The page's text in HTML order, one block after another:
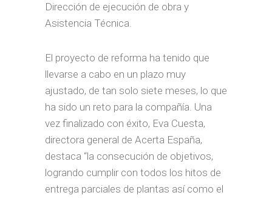
Dirección de ejecución de obra y
Asistencia Técnica.
El proyecto de reforma ha tenido que
llevarse a cabo en un plazo muy
ajustado, de tan solo siete meses, lo que
ha sido un reto para la compañía. Una
vez finalizado con éxito, Eva Cuesta,
directora general de Acerta España,
destaca “la consecución de objetivos,
logrando cumplir con todos los hitos de
entrega parciales de plantas así como el